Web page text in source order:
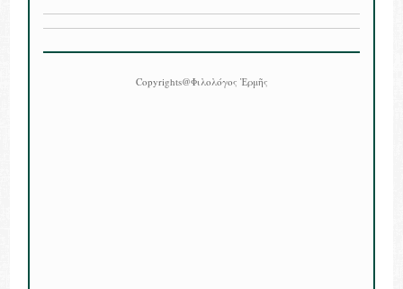
Copyrights@Φιλολόγος Ἑρμῆς